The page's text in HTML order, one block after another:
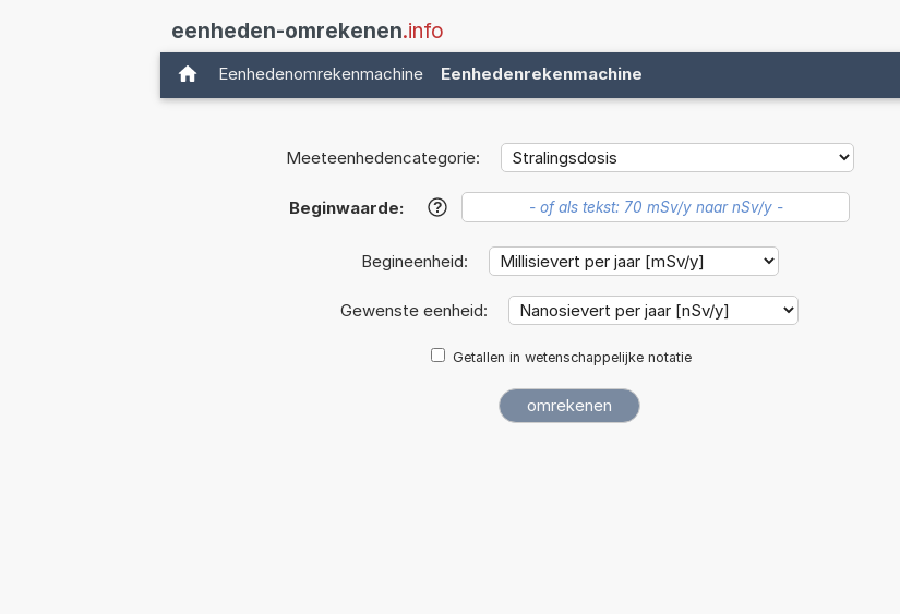
eenheden-omrekenen.info
Eenhedenomrekenmachine Eenhedenrekenmachine
Meeteenhedencategorie:
Beginwaarde: ?
Begineenheid:
Gewenste eenheid:
Getallen in wetenschappelijke notatie